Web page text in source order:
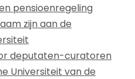
pensioenregeling
zijn aan de
deputaten-curatoren
Universiteit van de